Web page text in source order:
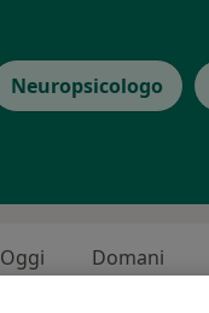
Neuropsicologo
Oggi
8 Ago
Domani
9 Ago